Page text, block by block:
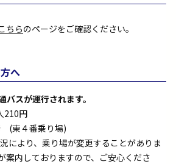
ちらのページをご確認ください。
へ
スが運行されます。
210円
(東４番乗り場)
により、乗り場が変更することがありま
案内しておりますので、ご安心くださ